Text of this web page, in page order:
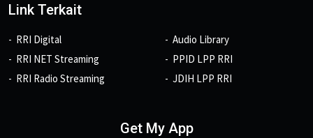
Link Terkait
RRI Digital
RRI NET Streaming
RRI Radio Streaming
Audio Library
PPID LPP RRI
JDIH LPP RRI
Get My App